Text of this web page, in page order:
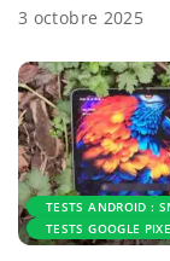
3 octobre 2025
TESTS ANDROID :
TESTS GOOGLE